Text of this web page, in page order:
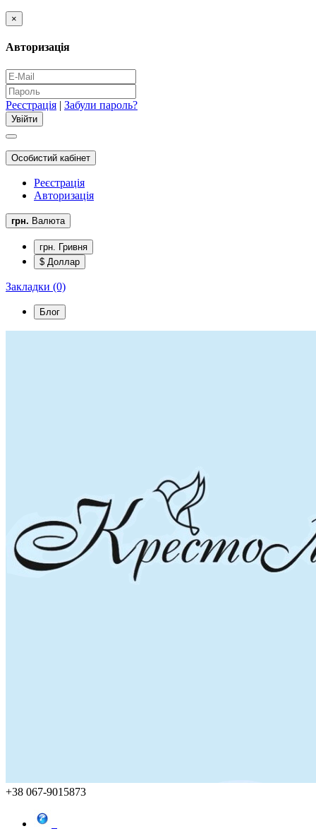
×
Авторизація
Реєстрація | Забули пароль?
Особистий кабінет
Реєстрація
Авторизація
грн. Валюта
грн. Гривня
$ Доллар
Закладки (0)
Блог
+38 067-9015873